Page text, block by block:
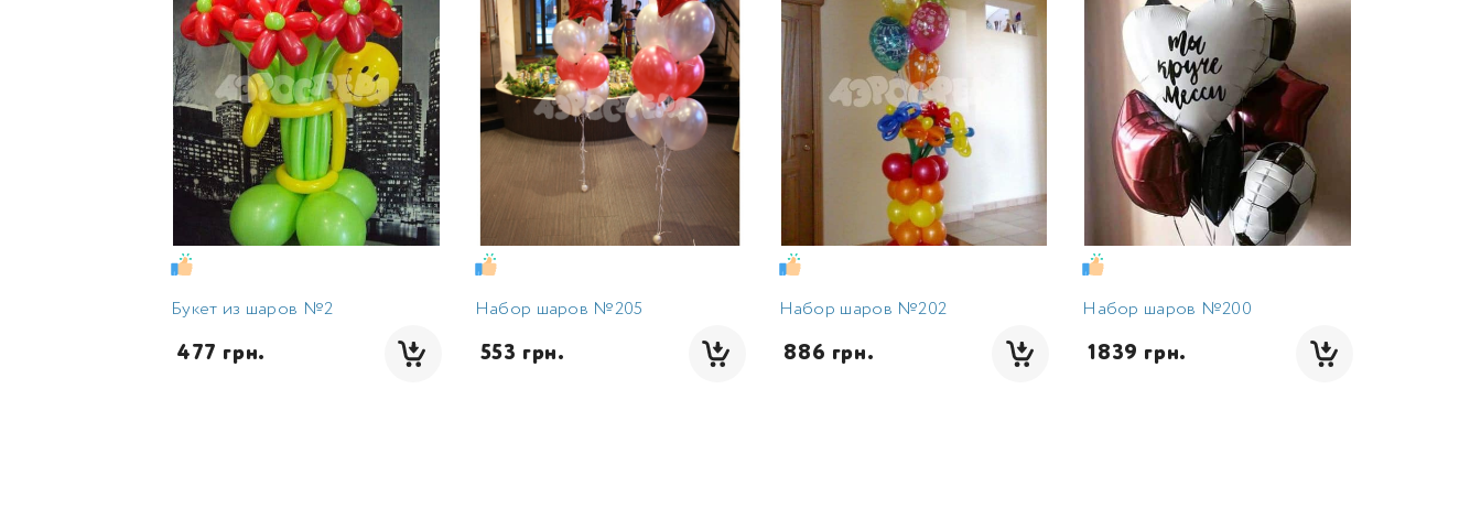
Букет из шаров №2
477 грн.
Набор шаров №205
553 грн.
Набор шаров №202
886 грн.
Набор шаров №200
1839 грн.